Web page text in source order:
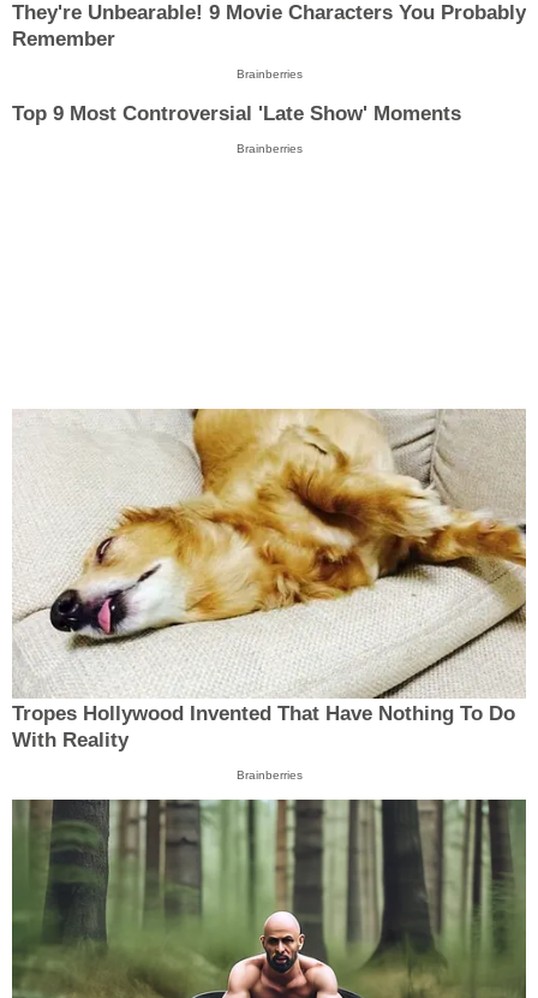
They're Unbearable! 9 Movie Characters You Probably
Remember
Brainberries
Top 9 Most Controversial 'Late Show' Moments
Brainberries
Tropes Hollywood Invented That Have Nothing To Do
With Reality
Brainberries